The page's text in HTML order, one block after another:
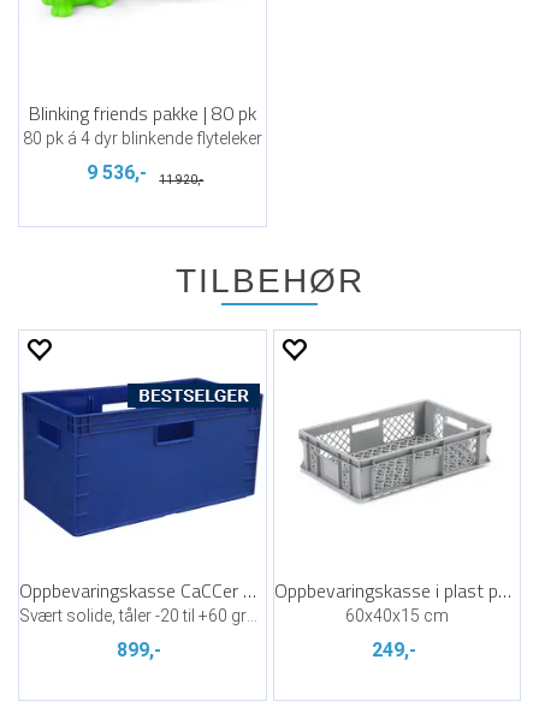
Blinking friends pakke | 80 pk
80 pk á 4 dyr blinkende flyteleker
9 536,- 11 920,-
TILBEHØR
Oppbevaringskasse CaCCer Blå
899,-
Oppbevaringskasse i plast perforert
60x40x15 cm
249,-